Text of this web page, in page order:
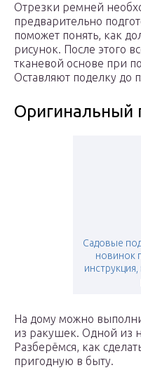
Отрезки ремней
предварительно
поможет понять, как
рисунок. После этого
тканевой основе при
Оставляют поделку до
Оригинальный
Садовые
новинок
На дому можно
из ракушек. Одной из
Разберёмся, как
пригодную в быту.